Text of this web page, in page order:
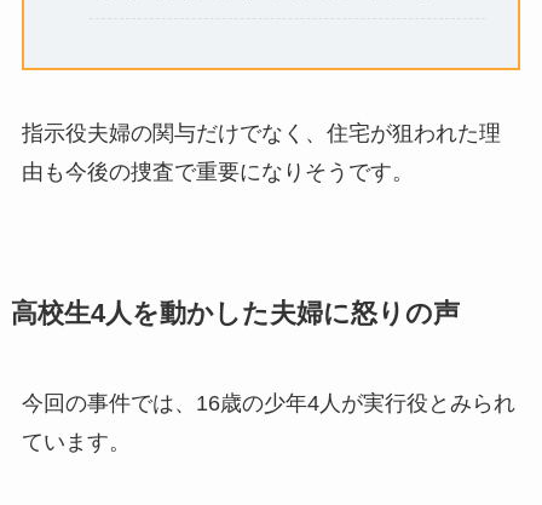
指示役夫婦の関与だけでなく、住宅が狙われた理
由も今後の捜査で重要になりそうです。
高校生4人を動かした夫婦に怒りの声
今回の事件では、16歳の少年4人が実行役とみられ
ています。